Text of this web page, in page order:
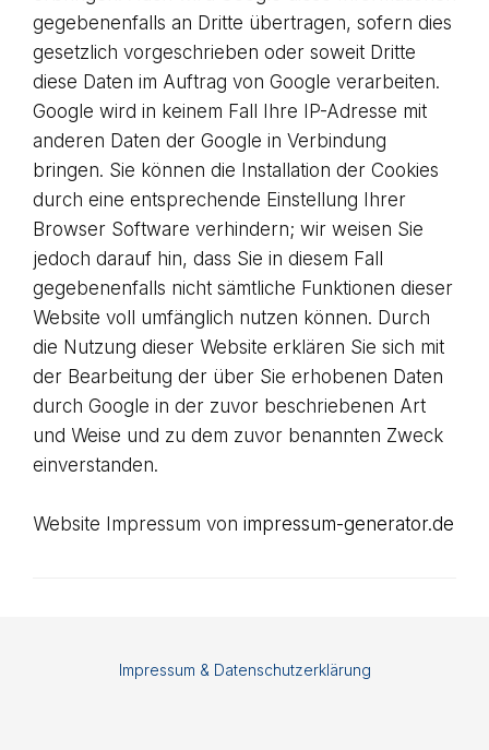
gegebenenfalls an Dritte übertragen, sofern dies
gesetzlich vorgeschrieben oder soweit Dritte
diese Daten im Auftrag von Google verarbeiten.
Google wird in keinem Fall Ihre IP-Adresse mit
anderen Daten der Google in Verbindung
bringen. Sie können die Installation der Cookies
durch eine entsprechende Einstellung Ihrer
Browser Software verhindern; wir weisen Sie
jedoch darauf hin, dass Sie in diesem Fall
gegebenenfalls nicht sämtliche Funktionen dieser
Website voll umfänglich nutzen können. Durch
die Nutzung dieser Website erklären Sie sich mit
der Bearbeitung der über Sie erhobenen Daten
durch Google in der zuvor beschriebenen Art
und Weise und zu dem zuvor benannten Zweck
einverstanden.
Website Impressum von impressum-generator.de
Impressum & Datenschutzerklärung